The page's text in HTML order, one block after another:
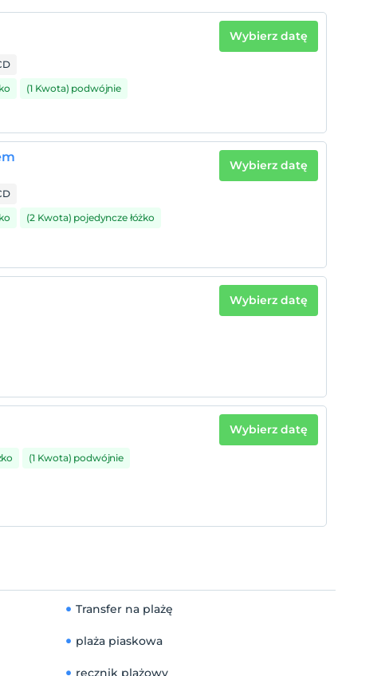
(1 Kwota) podwójnie
Wybierz datę
(2 Kwota) pojedyncze łóżko
Wybierz datę
Wybierz datę
(1 Kwota) podwójnie
Wybierz datę
Transfer na plażę
plaża piaskowa
ręcznik plażowy